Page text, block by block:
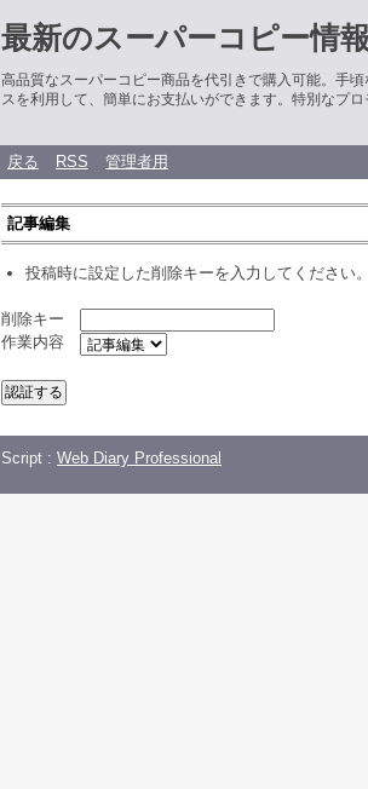
最新のスーパーコピー情
高品質なスーパーコピー商品を代引きで購入可能。手
スを利用して、簡単にお支払いができます。特別なプ
戻る RSS 管理者用
記事編集
投稿時に設定した削除キーを入力してください
削除キー
作業内容
Script : Web Diary Professional